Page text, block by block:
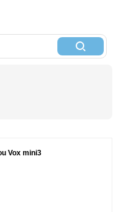
Vox mini3